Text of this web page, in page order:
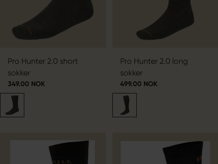
Pro Hunter 2.0 short
sokker
349.00 NOK
Pro Hunter 2.0 long
sokker
499.00 NOK